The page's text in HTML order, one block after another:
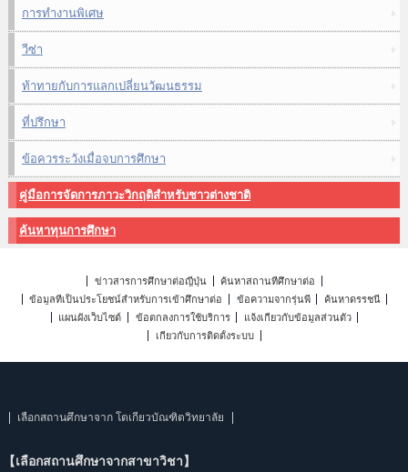
การทำงานพิเศษ
วีซ่า
ท้าทายกับการแลกเปลี่ยนวัฒนธรรม
ที่ปรึกษา
ข้อควรระวังเมื่อจบการศึกษา
คู่มือการจัดการภาวะวิกฤติสำหรับชาวต่างชาติ
ค้นหาทุนการศึกษา
ข่าวสารการศึกษาต่อญี่ปุ่น
ค้นหาสถานที่ศึกษาต่อ
ข้อมูลที่เป็นประโยชน์สำหรับการเข้าศึกษาต่อ
ข้อความจากรุ่นพี่
ค้นหาดรรชนี
แผนผังเว็บไซต์
ข้อตกลงการใช้บริการ
แจ้งเกี่ยวกับข้อมูลส่วนตัว
เกี่ยวกับการติดตั้งระบบ
เลือกสถานศึกษาจาก โตเกียวบัณฑิตวิทยาลัย
【เลือกสถานศึกษาจากสาขาวิชา】